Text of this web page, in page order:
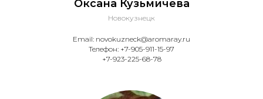
Оксана Кузьмичева
Новокузнецк
Email: novokuzneck@aromaray.ru
Телефон: +7-905-911-15-97
+7-923-225-68-78